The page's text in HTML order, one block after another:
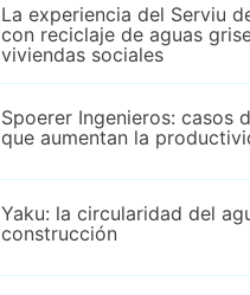
La experiencia del Serviu
con reciclaje de aguas
viviendas sociales
Spoerer Ingenieros: casos
que aumentan la
Yaku: la circularidad del
construcción